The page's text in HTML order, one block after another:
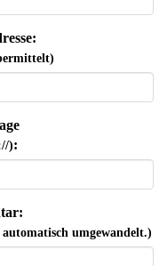
):
umgewandelt.)